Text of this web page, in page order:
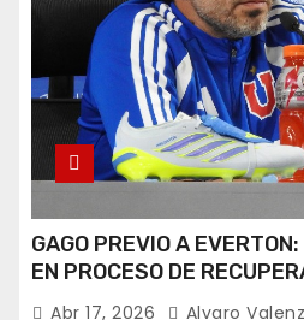
GAGO PREVIO A
EN PROCESO DE
Abr 17, 2026 Alvaro